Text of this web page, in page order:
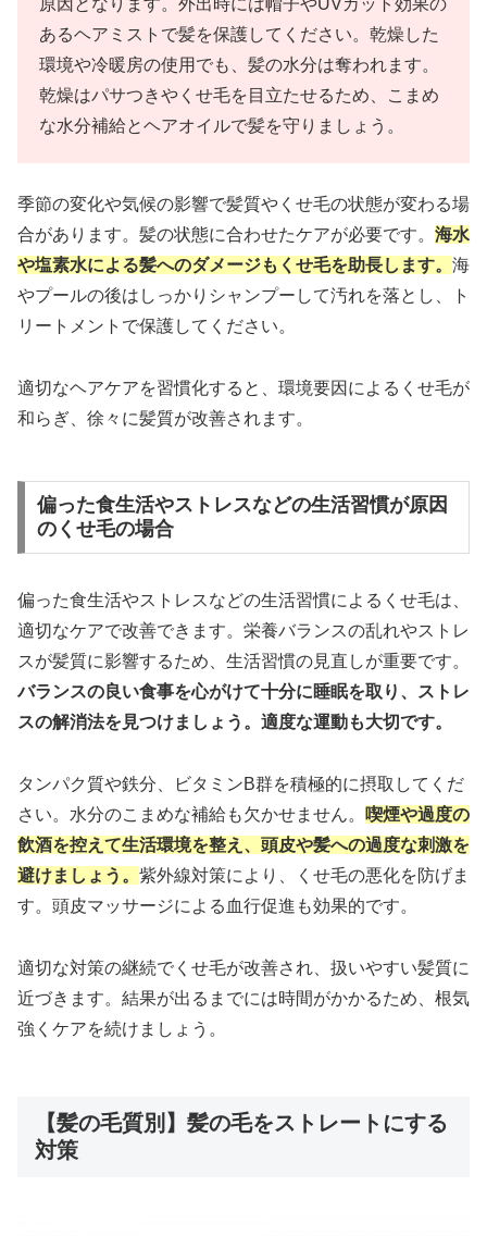
あるヘアミストで髪を保護してください。乾燥した
環境や冷暖房の使用でも、髪の水分は奪われます。
乾燥はパサつきやくせ毛を目立たせるため、こまめ
な水分補給とヘアオイルで髪を守りましょう。
季節の変化や気候の影響で髪質やくせ毛の状態が変わる場
合があります。髪の状態に合わせたケアが必要です。 海水
や塩素水による髪へのダメージもくせ毛を助長します。 海
やプールの後はしっかりシャンプーして汚れを落とし、ト
リートメントで保護してください。
適切なヘアケアを習慣化すると、環境要因によるくせ毛が
和らぎ、徐々に髪質が改善されます。
偏った食生活やストレスなどの生活習慣が原因
のくせ毛の場合
偏った食生活やストレスなどの生活習慣によるくせ毛は、
適切なケアで改善できます。栄養バランスの乱れやストレ
スが髪質に影響するため、生活習慣の見直しが重要です。
バランスの良い食事を心がけて十分に睡眠を取り、ストレ
スの解消法を見つけましょう。適度な運動も大切です。
タンパク質や鉄分、ビタミンB群を積極的に摂取してくだ
さい。水分のこまめな補給も欠かせません。
喫煙や過度の
飲酒を控えて生活環境を整え、頭皮や髪への過度な刺激を
避けましょう。 紫外線対策により、くせ毛の悪化を防げま
す。頭皮マッサージによる血行促進も効果的です。
適切な対策の継続でくせ毛が改善され、扱いやすい髪質に
近づきます。結果が出るまでには時間がかかるため、根気
強くケアを続けましょう。
【髪の毛質別】髪の毛をストレートにする
対策